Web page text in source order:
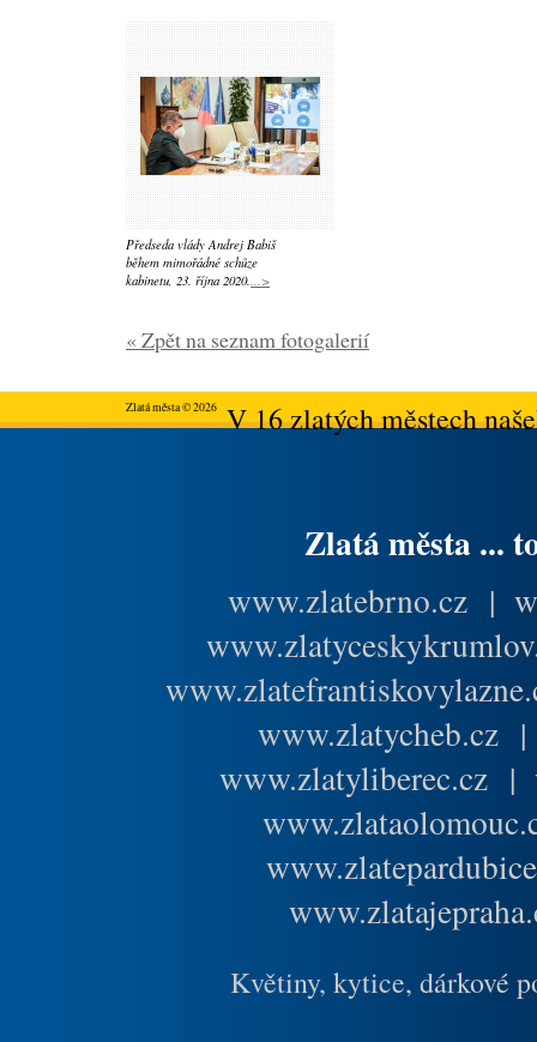
Předseda vlády Andrej Babiš
během mimořádné schůze
kabinetu, 23. října 2020....>
« Zpět na seznam fotogalerií
Zlatá města © 2026V 16 zlatých městech
Zlatá města ...
www.zlatebrno.cz |
www.zlatycheb.cz
www.zlatyliberec.cz |
Květiny, kytice, dárkové